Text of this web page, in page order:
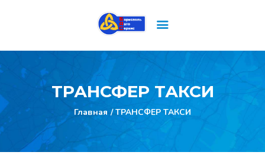
ТРАНСФЕР ТАКСИ
Главная ТРАНСФЕР ТАКСИ
Схемы проезда
Online бронирование
Контакты
Услуги